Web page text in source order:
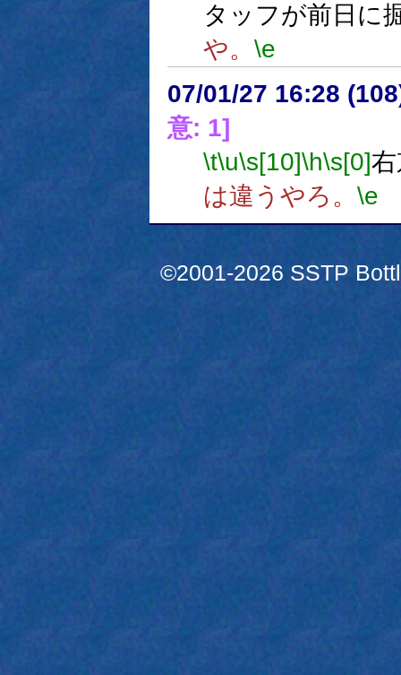
タッフが前日に
や。 \e
07/01/27 16:28
意: 1]
\t\u\s[10]\h\s[0]
は違うやろ。 \e
©2001-2026 SSTP